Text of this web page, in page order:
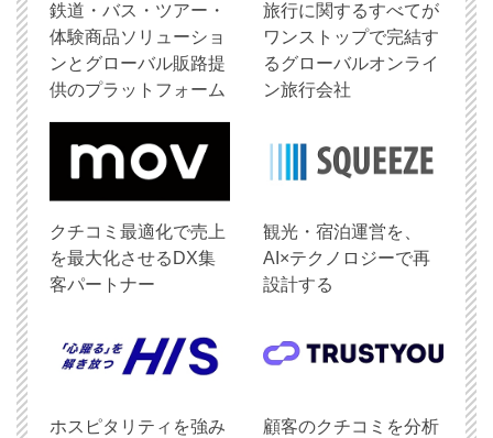
鉄道・バス・ツアー・
体験商品ソリューショ
ンとグローバル販路提
供のプラットフォーム
旅行に関するすべてが
ワンストップで完結す
るグローバルオンライ
ン旅行会社
クチコミ最適化で売上
を最大化させるDX集
客パートナー
観光・宿泊運営を、
AI×テクノロジーで再
設計する
ホスピタリティを強み
顧客のクチコミを分析